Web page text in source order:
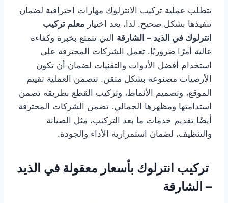
تتطلب عملية تركيب الانترلوك مهارات احترافية لضمان
تنفيذها بشكل صحيح. لذا، يعد اختيار معلم تركيب
انترلوك في الذيد – الشارقة التي تتمتع بخبرة وكفاءة
عالية أمرًا ضروريًا. تعمل الشركات المحترفة على
استخدام أفضل الأدوات والتقنيات لضمان أن تكون
الأرضيات مصنوعة بشكل متقن. تتضمن العملية تقييم
الموقع، وتصميم الأنماط، وتركيب القطع بطريقة تضمن
استدامتها ومظهرها الجمالي. تضمن الشركات المحترفة
أيضًا تقديم خدمات ما بعد التركيب، مثل الصيانة
والتنظيف، لضمان استمرارية الأداء والجودة.
تركيب انترلوك بأسعار معقولة في الذيد
– الشارقة